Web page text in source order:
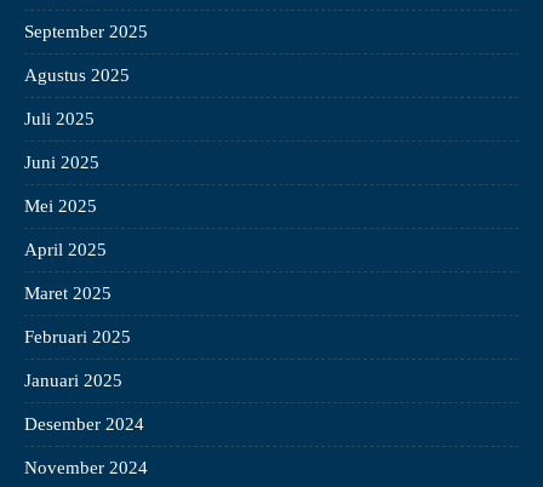
September 2025
Agustus 2025
Juli 2025
Juni 2025
Mei 2025
April 2025
Maret 2025
Februari 2025
Januari 2025
Desember 2024
November 2024